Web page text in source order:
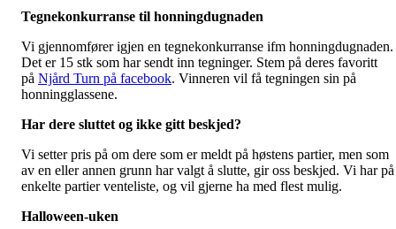
Tegnekonkurranse til honningdugnaden
Vi gjennomfører igjen en tegnekonkurranse ifm honningdugnaden.
Det er 15 stk som har sendt inn tegninger. Stem på deres favoritt
på Njård Turn på facebook. Vinneren vil få tegningen sin på
honningglassene.
Har dere sluttet og ikke gitt beskjed?
Vi setter pris på om dere som er meldt på høstens partier, men som
av en eller annen grunn har valgt å slutte, gir oss beskjed. Vi har på
enkelte partier venteliste, og vil gjerne ha med flest mulig.
Halloween-uken